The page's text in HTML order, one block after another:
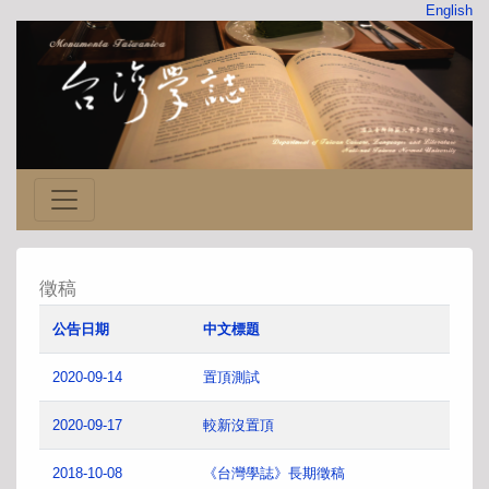
English
徵稿
公告日期 中文標題
2020-09-14 置頂測試
2020-09-17 較新沒置頂
2018-10-08 《台灣學誌》長期徵稿